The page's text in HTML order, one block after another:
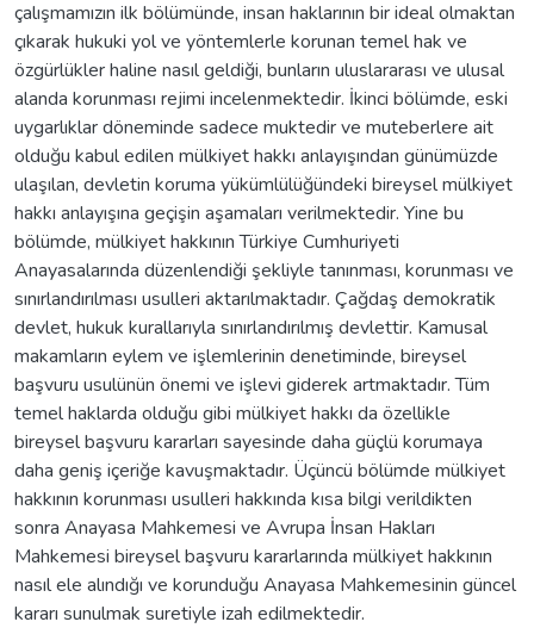
çalışmamızın ilk bölümünde, insan haklarının bir ideal olmaktan
çıkarak hukuki yol ve yöntemlerle korunan temel hak ve
özgürlükler haline nasıl geldiği, bunların uluslararası ve ulusal
alanda korunması rejimi incelenmektedir. İkinci bölümde, eski
uygarlıklar döneminde sadece muktedir ve muteberlere ait
olduğu kabul edilen mülkiyet hakkı anlayışından günümüzde
ulaşılan, devletin koruma yükümlülüğündeki bireysel mülkiyet
hakkı anlayışına geçişin aşamaları verilmektedir. Yine bu
bölümde, mülkiyet hakkının Türkiye Cumhuriyeti
Anayasalarında düzenlendiği şekliyle tanınması, korunması ve
sınırlandırılması usulleri aktarılmaktadır. Çağdaş demokratik
devlet, hukuk kurallarıyla sınırlandırılmış devlettir. Kamusal
makamların eylem ve işlemlerinin denetiminde, bireysel
başvuru usulünün önemi ve işlevi giderek artmaktadır. Tüm
temel haklarda olduğu gibi mülkiyet hakkı da özellikle
bireysel başvuru kararları sayesinde daha güçlü korumaya
daha geniş içeriğe kavuşmaktadır. Üçüncü bölümde mülkiyet
hakkının korunması usulleri hakkında kısa bilgi verildikten
sonra Anayasa Mahkemesi ve Avrupa İnsan Hakları
Mahkemesi bireysel başvuru kararlarında mülkiyet hakkının
nasıl ele alındığı ve korunduğu Anayasa Mahkemesinin güncel
kararı sunulmak suretiyle izah edilmektedir.